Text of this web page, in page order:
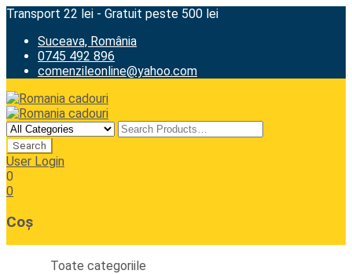
Transport 22 lei - Gratuit peste 500 lei
Suceava, România
0745 492 896
comenzileonline@yahoo.com
User Login
0
0
Coș
Toate categoriile